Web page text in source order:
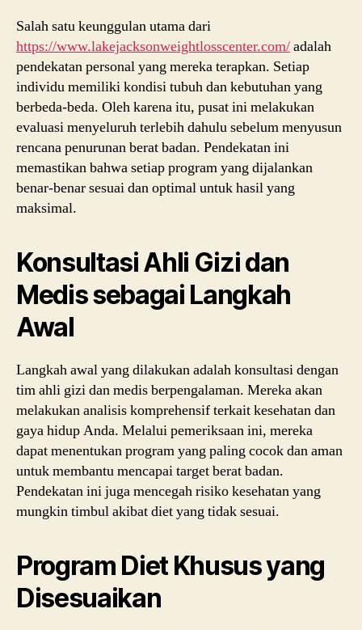
Salah satu keunggulan utama dari
https://www.lakejacksonweightlosscenter.com/adalah
pendekatan personal yang mereka terapkan. Setiap
individu memiliki kondisi tubuh dan kebutuhan yang
berbeda-beda. Oleh karena itu, pusat ini melakukan
evaluasi menyeluruh terlebih dahulu sebelum menyusun
rencana penurunan berat badan. Pendekatan ini
memastikan bahwa setiap program yang dijalankan
benar-benar sesuai dan optimal untuk hasil yang
maksimal.
Konsultasi Ahli Gizi dan
Medis sebagai Langkah
Awal
Langkah awal yang dilakukan adalah konsultasi dengan
tim ahli gizi dan medis berpengalaman. Mereka akan
melakukan analisis komprehensif terkait kesehatan dan
gaya hidup Anda. Melalui pemeriksaan ini, mereka
dapat menentukan program yang paling cocok dan aman
untuk membantu mencapai target berat badan.
Pendekatan ini juga mencegah risiko kesehatan yang
mungkin timbul akibat diet yang tidak sesuai.
Program Diet Khusus yang
Disesuaikan